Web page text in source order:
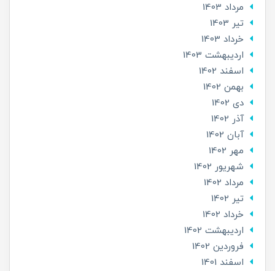
مرداد 1403
تير 1403
خرداد 1403
ارديبهشت 1403
اسفند 1402
بهمن 1402
دی 1402
آذر 1402
آبان 1402
مهر 1402
شهریور 1402
مرداد 1402
تير 1402
خرداد 1402
ارديبهشت 1402
فروردین 1402
اسفند 1401